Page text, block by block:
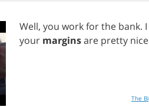
Well, you workforthe bank. I
your marginsare pretty nice